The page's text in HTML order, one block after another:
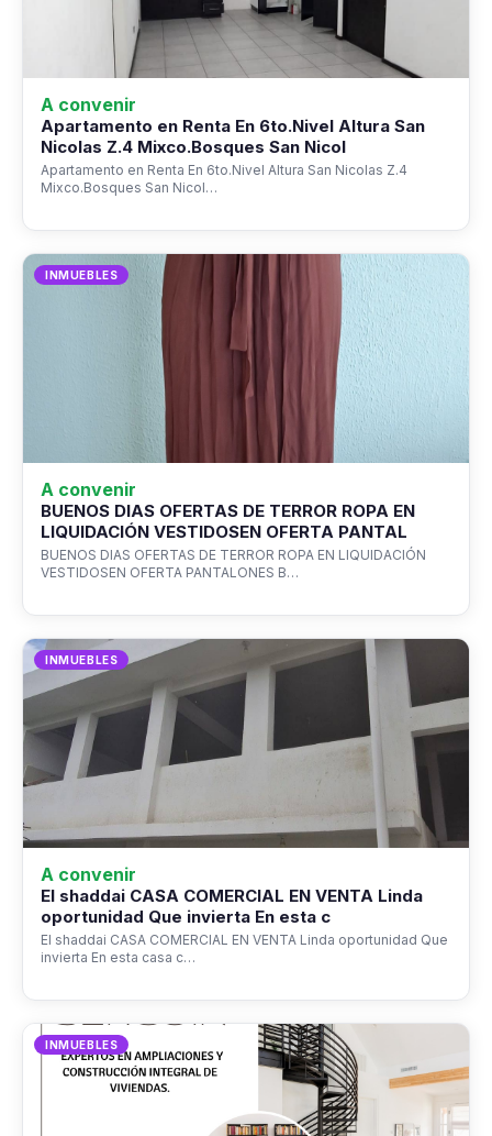
A convenir
Apartamento en Renta En 6to.Nivel Altura San
Nicolas Z.4 Mixco.Bosques San Nicol
Apartamento en Renta En 6to.Nivel Altura San Nicolas Z.4
Mixco.Bosques San Nicol…
INMUEBLES
A convenir
BUENOS DIAS OFERTAS DE TERROR ROPA EN
LIQUIDACIÓN VESTIDOSEN OFERTA PANTAL
BUENOS DIAS OFERTAS DE TERROR ROPA EN LIQUIDACIÓN
VESTIDOSEN OFERTA PANTALONES B…
INMUEBLES
A convenir
El shaddai CASA COMERCIAL EN VENTA Linda
oportunidad Que invierta En esta c
El shaddai CASA COMERCIAL EN VENTA Linda oportunidad Que
invierta En esta casa c…
INMUEBLES